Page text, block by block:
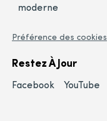
moderne
Préférence des cookies
Restez À Jour
Facebook YouTube